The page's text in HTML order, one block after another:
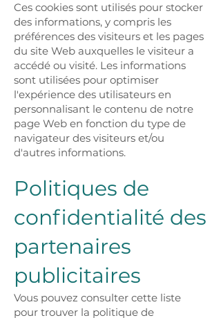
Ces cookies sont utilisés pour stocker
des informations, y compris les
préférences des visiteurs et les pages
du site Web auxquelles le visiteur a
accédé ou visité. Les informations
sont utilisées pour optimiser
l'expérience des utilisateurs en
personnalisant le contenu de notre
page Web en fonction du type de
navigateur des visiteurs et/ou
d'autres informations.
Politiques de
confidentialité des
partenaires
publicitaires
Vous pouvez consulter cette liste
pour trouver la politique de